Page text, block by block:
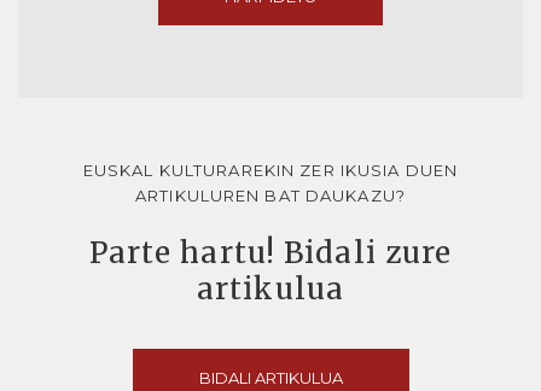
EUSKAL KULTURAREKIN ZER IKUSIA DUEN
ARTIKULUREN BAT DAUKAZU?
Parte hartu! Bidali zure
artikulua
BIDALI ARTIKULUA